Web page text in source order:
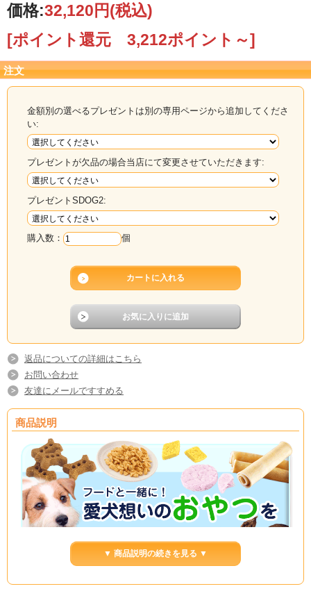
価格:32,120円(税込)
[ポイント還元 3,212ポイント～]
注文
金額別の選べるプレゼントは別の専用ページから追加してくださ
い:
プレゼントが欠品の場合当店にて変更させていただきます:
プレゼントSDOG2:
購入数： 個
返品についての詳細はこちら
お問い合わせ
友達にメールですすめる
商品説明
▼ 商品説明の続きを見る ▼